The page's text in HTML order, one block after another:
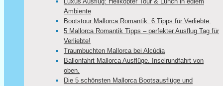
Ambiente
Bootstour Mallorca Romantik. 6 Tipps für Verliebte.
5 Mallorca Romantik Tipps – perfekter Ausflug Tag für
Verliebte!
Traumbuchten Mallorca bei Alcúdia
Ballonfahrt Mallorca Ausflüge. Inselrundfahrt von
oben.
Die 5 schönsten Mallorca Bootsausflüge und